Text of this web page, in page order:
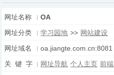
网址名称
OA
网址分类
学习园地 >> 网站建设
网址域名
oa.jiangte.com.cn:8081
关 键 字
网址导航 个人主页 前